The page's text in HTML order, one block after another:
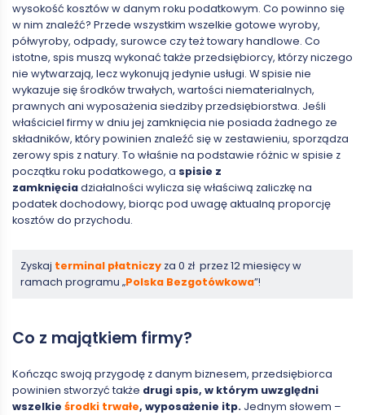
wysokość kosztów w danym roku podatkowym. Co powinno się
w nim znaleźć? Przede wszystkim wszelkie gotowe wyroby,
półwyroby, odpady, surowce czy też towary handlowe. Co
istotne, spis muszą wykonać także przedsiębiorcy, którzy niczego
nie wytwarzają, lecz wykonują jedynie usługi. W spisie nie
wykazuje się środków trwałych, wartości niematerialnych,
prawnych ani wyposażenia siedziby przedsiębiorstwa. Jeśli
właściciel firmy w dniu jej zamknięcia nie posiada żadnego ze
składników, który powinien znaleźć się w zestawieniu, sporządza
zerowy spis z natury. To właśnie na podstawie różnic w spisie z
początku roku podatkowego, a spisie z
zamknięciadziałalności wylicza się właściwą zaliczkę na
podatek dochodowy, biorąc pod uwagę aktualną proporcję
kosztów do przychodu.
Zyskaj terminal płatniczy za 0 zł przez 12 miesięcy w
ramach programu „Polska Bezgotówkowa”!
Co z majątkiem firmy?
Kończąc swoją przygodę z danym biznesem, przedsiębiorca
powinien stworzyć także drugi spis, w którym uwzględni
wszelkie środki trwałe, wyposażenie itp. Jednym słowem –